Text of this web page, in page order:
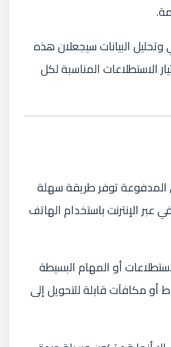
البيانات سيجعلان هذه
الاستطلاعات المناسبة لكل
المدفوعة توفر طريقة سهلة
الإنترنت باستخدام الهاتف
أو المهام البسيطة
مكافآت قابلة للتحويل إلى